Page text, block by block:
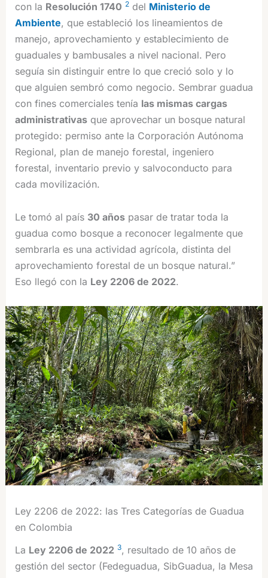
con la Resolución 1740 2 del Ministerio de
Ambiente, que estableció los lineamientos de
manejo, aprovechamiento y establecimiento de
guaduales y bambusales a nivel nacional. Pero
seguía sin distinguir entre lo que creció solo y lo
que alguien sembró como negocio. Sembrar guadua
con fines comerciales tenía las mismas cargas
administrativas que aprovechar un bosque natural
protegido: permiso ante la Corporación Autónoma
Regional, plan de manejo forestal, ingeniero
forestal, inventario previo y salvoconducto para
cada movilización.
Le tomó al país 30 años pasar de tratar toda la
guadua como bosque a reconocer legalmente que
sembrarla es una actividad agrícola, distinta del
aprovechamiento forestal de un bosque natural.”
Eso llegó con la Ley 2206 de 2022.
Ley 2206 de 2022: las Tres Categorías de Guadua
en Colombia
La Ley 2206 de 2022 3, resultado de 10 años de
gestión del sector (Fedeguadua, SibGuadua, la Mesa